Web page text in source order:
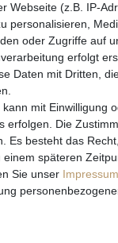
versenden mit
Webseite (z.B. IP-
personalisieren,
oder Zugriffe auf
erfolgt
Daten mit Dritten,
mit Einwilligung
erfolgen. Die
Es besteht das
einem späteren
Sie unser Impressum